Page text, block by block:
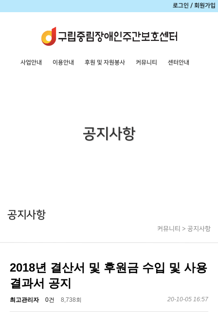
로그인 /회원가입
사업안내 이용안내 후원 및 자원봉사 커뮤니티 센터안내
공지사항
공지사항
커뮤니티 > 공지사항
2018년 결산서 및 후원금 수입 및 사용
결과서 공지
최고관리자 0건 8,738회 20-10-05 16:57